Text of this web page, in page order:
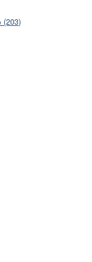
(203)